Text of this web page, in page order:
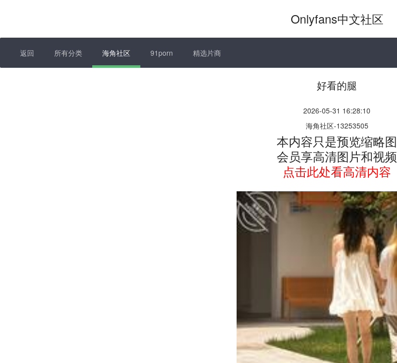
Onlyfans中文社区
返回 所有分类 海角社区 91porn 精选片商
好看的腿
2026-05-31 16:28:10
海角社区-13253505
本内容只是预览缩略图
会员享高清图片和视频
点击此处看高清内容